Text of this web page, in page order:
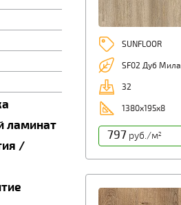
ламинат
/
SUNFLOOR
SF02 Дуб
32
1380х195х8
797 руб./м2